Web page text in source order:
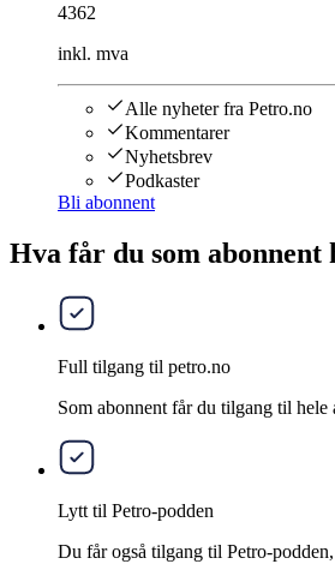
4362
inkl. mva
Alle nyheter fra Petro.no
Kommentarer
Nyhetsbrev
Podkaster
Bli abonnent
Hva får du som abonnent
Full tilgang til petro.no
Som abonnent får du tilgang til
Lytt til Petro-podden
Du får også tilgang til Petro-